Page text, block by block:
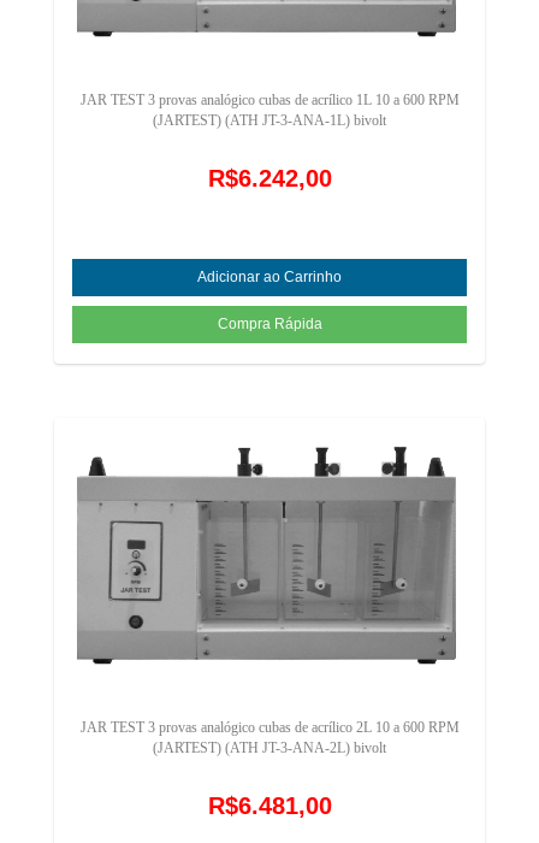
JAR TEST 3 provas analógico cubas de acrílico 1L 10 a 600 RPM
(JARTEST) (ATH JT-3-ANA-1L) bivolt
R$6.242,00
JAR TEST 3 provas analógico cubas de acrílico 2L 10 a 600 RPM
(JARTEST) (ATH JT-3-ANA-2L) bivolt
R$6.481,00